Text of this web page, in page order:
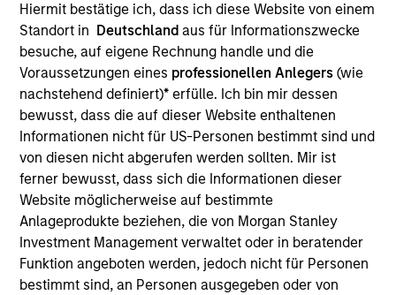
Hiermit bestätige ich, dass ich diese Website von einem
Standort in Deutschland aus für Informationszwecke
besuche, auf eigene Rechnung handle und die
Voraussetzungen eines professionellen Anlegers(wie
nachstehend definiert)* erfülle. Ich bin mir dessen
bewusst, dass die auf dieser Website enthaltenen
Informationen nicht für US-Personen bestimmt sind und
von diesen nicht abgerufen werden sollten. Mir ist
ferner bewusst, dass sich die Informationen dieser
Website möglicherweise auf bestimmte
Anlageprodukte beziehen, die von Morgan Stanley
Investment Management verwaltet oder in beratender
Funktion angeboten werden, jedoch nicht für Personen
bestimmt sind, an Personen ausgegeben oder von
Invested on
Nov 2022
Transaction Type
Founder Recapitalization
Emler Swim School is a leading provider of
company-owned swim schools in more than 60
locations across the U.S. Emler provides the
essential, life-saving service of teaching children
(ranging from infants to five-year-olds and up) how
to swim.
View Current Employment Opportunities